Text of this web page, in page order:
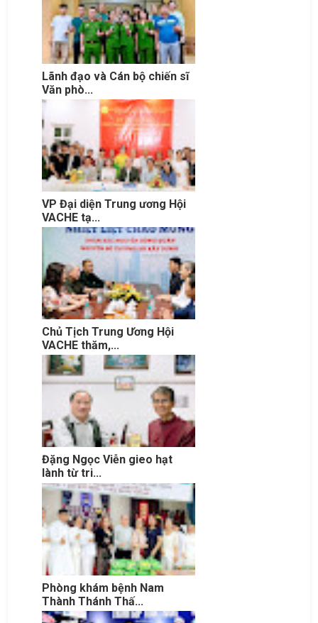
Lãnh đạo và Cán bộ chiến sĩ
Văn phò...
VP Đại diện Trung ương Hội
VACHE tạ...
Chủ Tịch Trung Ương Hội
VACHE thăm,...
Đặng Ngọc Viễn gieo hạt
lành từ tri...
Phòng khám bệnh Nam
Thành Thánh Thấ...